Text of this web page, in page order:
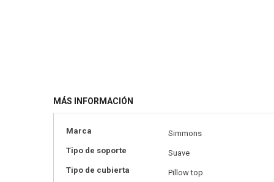
MÁS INFORMACIÓN
Más
Marca
Simmons
Tipo de soporte
Suave
Tipo de cubierta
Pillow top